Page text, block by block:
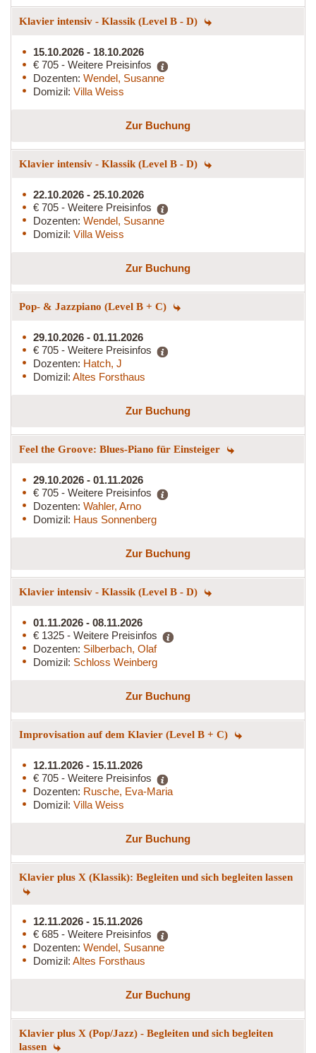
Klavier intensiv - Klassik (Level B - D)
15.10.2026 - 18.10.2026
€ 705 - Weitere Preisinfos
Dozenten: Wendel, Susanne
Domizil: Villa Weiss
Zur Buchung
Klavier intensiv - Klassik (Level B - D)
22.10.2026 - 25.10.2026
€ 705 - Weitere Preisinfos
Dozenten: Wendel, Susanne
Domizil: Villa Weiss
Zur Buchung
Pop- & Jazzpiano (Level B + C)
29.10.2026 - 01.11.2026
€ 705 - Weitere Preisinfos
Dozenten: Hatch, J
Domizil: Altes Forsthaus
Zur Buchung
Feel the Groove: Blues-Piano für Einsteiger
29.10.2026 - 01.11.2026
€ 705 - Weitere Preisinfos
Dozenten: Wahler, Arno
Domizil: Haus Sonnenberg
Zur Buchung
Klavier intensiv - Klassik (Level B - D)
01.11.2026 - 08.11.2026
€ 1325 - Weitere Preisinfos
Dozenten: Silberbach, Olaf
Domizil: Schloss Weinberg
Zur Buchung
Improvisation auf dem Klavier (Level B + C)
12.11.2026 - 15.11.2026
€ 705 - Weitere Preisinfos
Dozenten: Rusche, Eva-Maria
Domizil: Villa Weiss
Zur Buchung
Klavier plus X (Klassik): Begleiten und sich begleiten lassen
12.11.2026 - 15.11.2026
€ 685 - Weitere Preisinfos
Dozenten: Wendel, Susanne
Domizil: Altes Forsthaus
Zur Buchung
Klavier plus X (Pop/Jazz) - Begleiten und sich begleiten
lassen